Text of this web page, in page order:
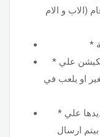
الطوارئ يرسل استغاسة ل3 ارقام (الاب و الام
* التحكم في الساعه بيتم كاملا من خلال ابلكيشن علي
او يلعب في
* امكانية عمل منطقة أمان للطفل بيتم تحديدها علي
ارسال